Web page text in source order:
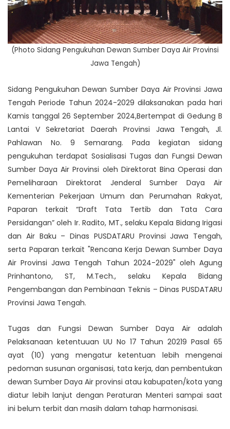
(Photo Sidang Pengukuhan Dewan Sumber Daya Air Provinsi
Jawa Tengah)
Sidang Pengukuhan Dewan Sumber Daya Air Provinsi Jawa
Tengah Periode Tahun 2024-2029 dilaksanakan pada hari
Kamis tanggal 26 September 2024,Bertempat di Gedung B
Lantai V Sekretariat Daerah Provinsi Jawa Tengah, Jl.
Pahlawan No. 9 Semarang. Pada kegiatan sidang
pengukuhan terdapat Sosialisasi Tugas dan Fungsi Dewan
Sumber Daya Air Provinsi oleh Direktorat Bina Operasi dan
Pemeliharaan Direktorat Jenderal Sumber Daya Air
Kementerian Pekerjaan Umum dan Perumahan Rakyat,
Paparan terkait “Draft Tata Tertib dan Tata Cara
Persidangan” oleh Ir. Radito, MT., selaku Kepala Bidang Irigasi
dan Air Baku – Dinas PUSDATARU Provinsi Jawa Tengah,
serta Paparan terkait "Rencana Kerja Dewan Sumber Daya
Air Provinsi Jawa Tengah Tahun 2024-2029" oleh Agung
Prinhantono, ST, M.Tech., selaku Kepala Bidang
Pengembangan dan Pembinaan Teknis – Dinas PUSDATARU
Provinsi Jawa Tengah.
Tugas dan Fungsi Dewan Sumber Daya Air adalah
Pelaksanaan ketentuuan UU No 17 Tahun 20219 Pasal 65
ayat (10) yang mengatur ketentuan lebih mengenai
pedoman susunan organisasi, tata kerja, dan pembentukan
dewan Sumber Daya Air provinsi atau kabupaten/kota yang
diatur lebih lanjut dengan Peraturan Menteri sampai saat
ini belum terbit dan masih dalam tahap harmonisasi.